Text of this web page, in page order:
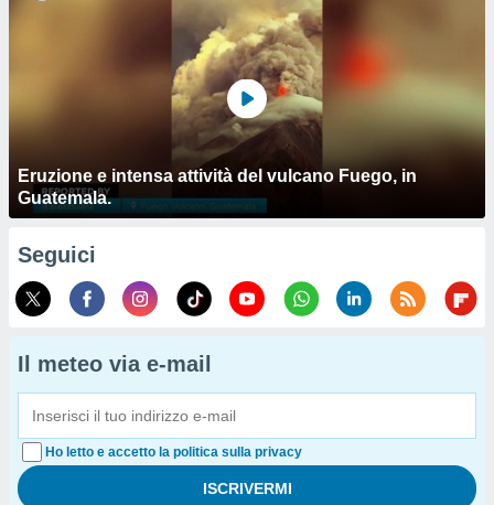
Eruzione e intensa attività del vulcano Fuego, in
Guatemala.
Seguici
Il meteo via e-mail
Ho letto e accetto la politica sulla privacy